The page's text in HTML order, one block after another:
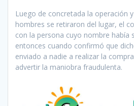
Luego de concretada la operación
hombres se retiraron del lugar, el
con la persona cuyo nombre había
entonces cuando confirmó que
enviado a nadie a realizar la
advertir la maniobra fraudulenta.